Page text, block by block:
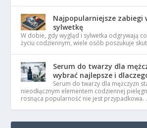
Najpopularniejsze zabiegi
sylwetkę
W dobie, gdy wygląd i sylwetka odgrywają
życiu codziennym, wiele osób poszukuje
Serum do twarzy dla
wybrać najlepsze i
Serum do twarzy dla mężczyzn
nieodłącznym elementem codziennej
rosnąca popularność nie jest przypadkowa.